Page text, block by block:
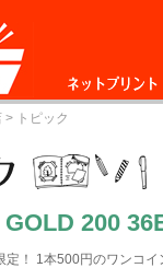
ネットプリント
> トピック
200
定！ 1本500円のワンコ